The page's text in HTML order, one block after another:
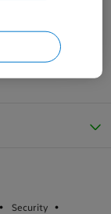
Security